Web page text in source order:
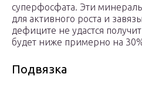
суперфосфата. Эти
для активного роста и
дефиците не удастся
будет ниже примерно на
Подвязка